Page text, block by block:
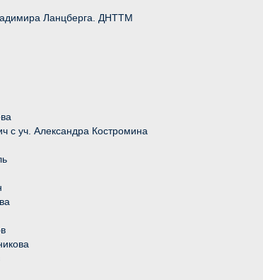
Ланцберга. ДНТТМ
с уч. Александра Костромина